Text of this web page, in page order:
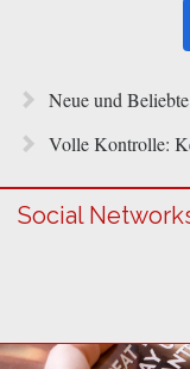
Neue und
Volle Kontrolle:
Social